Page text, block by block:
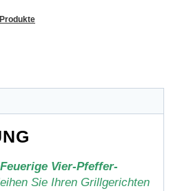
Vier-Pfeffer-
Sie Ihren Grillgerichten